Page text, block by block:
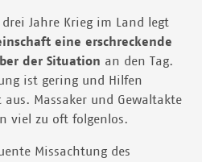
Jahre Krieg im Land legt
eine erschreckende
der Situation an den Tag.
ist gering und Hilfen
Massaker und Gewaltakte
viel zu oft folgenlos.
Missachtung des